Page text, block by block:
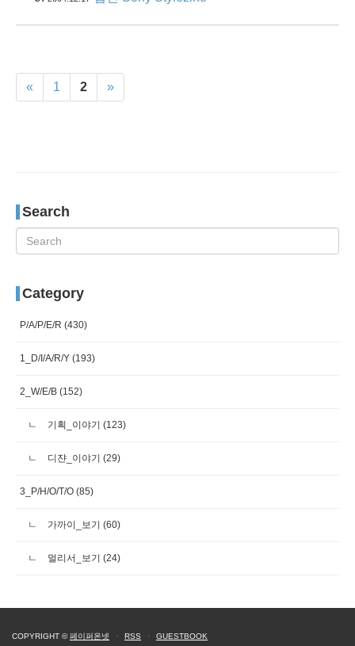
« 1 2 »
Search
Category
P/A/P/E/R (430)
1_D/I/A/R/Y (193)
2_W/E/B (152)
기획_이야기 (123)
디쟌_이야기 (29)
3_P/H/O/T/O (85)
가까이_보기 (60)
멀리서_보기 (24)
COPYRIGHT ©페이퍼온넷 · RSS · GUESTBOOK